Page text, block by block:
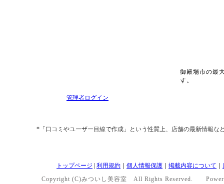
管理者ログイン
御殿場市の最
す。
*「口コミやユーザー目線で作成」という性質上、店舗の最新情報
トップページ 利用規約 個人情報保護 掲載内容について
Copyright (C)みついし美容室 All Rights Reserved.